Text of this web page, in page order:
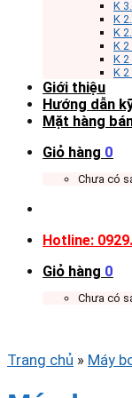
K
K
K
K 2
K 2
K 2
Giới thiệu
Hướng dẫn
Mặt hàng
Giỏ hàng 0
Chưa có
Hotline:
Giỏ hàng 0
Chưa có
Trang chủ » Máy